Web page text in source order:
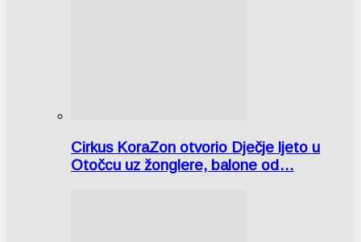
Cirkus KoraZon otvorio Dječje ljeto u
Otočcu uz žonglere, balone od…